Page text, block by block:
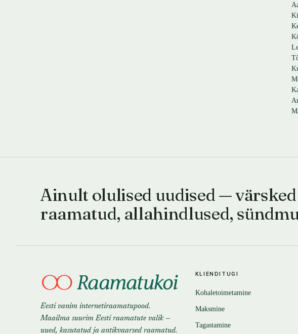
Ainult olulised uudised — värsked
raamatud, allahindlused,
Eesti vanim internetiraamatupood.
Maailma suurim Eesti raamatute valik —
uued, kasutatud ja antikvaarsed raamatud.
KLIENDITUGI
Kohaletoimetamine
Maksmine
Tagastamine